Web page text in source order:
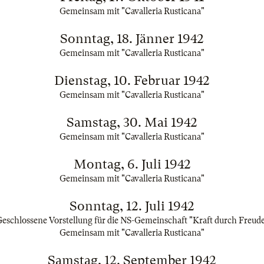
Gemeinsam mit "Cavalleria Rusticana"
Sonntag, 18. Jänner 1942
Gemeinsam mit "Cavalleria Rusticana"
Dienstag, 10. Februar 1942
Gemeinsam mit "Cavalleria Rusticana"
Samstag, 30. Mai 1942
Gemeinsam mit "Cavalleria Rusticana"
Montag, 6. Juli 1942
Gemeinsam mit "Cavalleria Rusticana"
Sonntag, 12. Juli 1942
Vorstellung für die NS-Gemeinschaft "Kraft durch
Gemeinsam mit "Cavalleria Rusticana"
Samstag, 12. September 1942